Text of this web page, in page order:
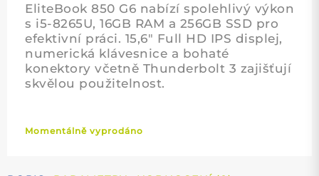
EliteBook 850 G6 nabízí spolehlivý výkon
s i5-8265U, 16GB RAM a 256GB SSD pro
efektivní práci. 15,6″ Full HD IPS displej,
numerická klávesnice a bohaté
konektory včetně Thunderbolt 3 zajišťují
skvělou použitelnost.
Momentálně vyprodáno